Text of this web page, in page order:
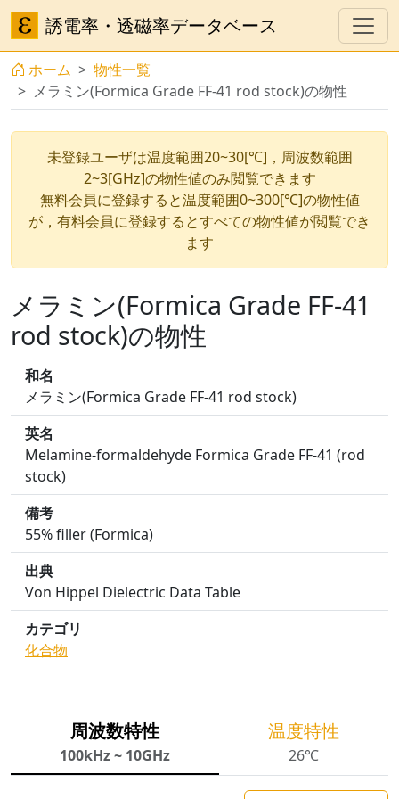
誘電率・透磁率データベース
ホーム
物性一覧
メラミン(Formica Grade FF-41 rod stock)の物性
未登録ユーザは温度範囲20~30[℃]，周波数範囲
2~3[GHz]の物性値のみ閲覧できます
無料会員に登録すると温度範囲0~300[℃]の物性値
が，有料会員に登録するとすべての物性値が閲覧でき
ます
メラミン(Formica Grade FF-41
rod stock)の物性
和名
メラミン(Formica Grade FF-41 rod stock)
英名
Melamine-formaldehyde Formica Grade FF-41 (rod
stock)
備考
55% filler (Formica)
出典
Von Hippel Dielectric Data Table
カテゴリ
化合物
周波数特性
100kHz ~ 10GHz
温度特性
26℃